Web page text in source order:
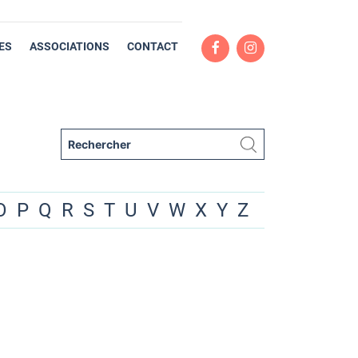
ASSOCIATIONS CONTACT
P Q R S T U V W X Y Z